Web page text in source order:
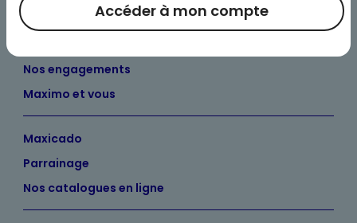
Nos engagements
Maximo et vous
Maxicado
Parrainage
Nos catalogues en ligne
Accéder à mon compte